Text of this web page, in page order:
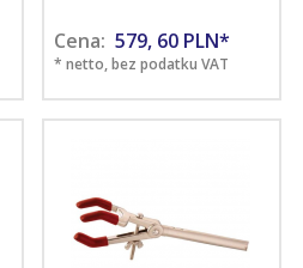
Cena: 579, 60 PLN*
* netto, bez podatku VAT